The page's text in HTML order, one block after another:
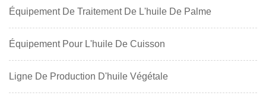
Équipement De Traitement De L'huile De Palme
Équipement Pour L'huile De Cuisson
Ligne De Production D'huile Végétale